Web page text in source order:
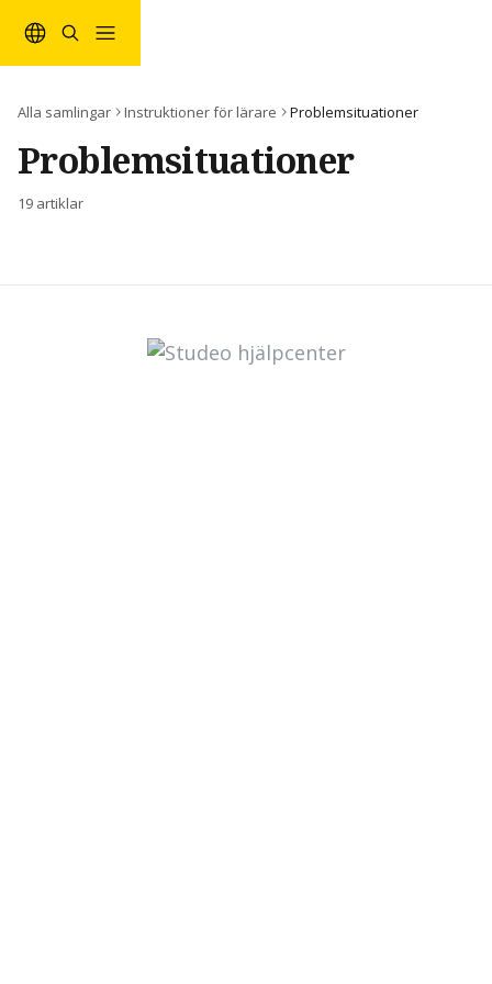
Alla samlingar Instruktioner för lärare Problemsituationer
Problemsituationer
19 artiklar